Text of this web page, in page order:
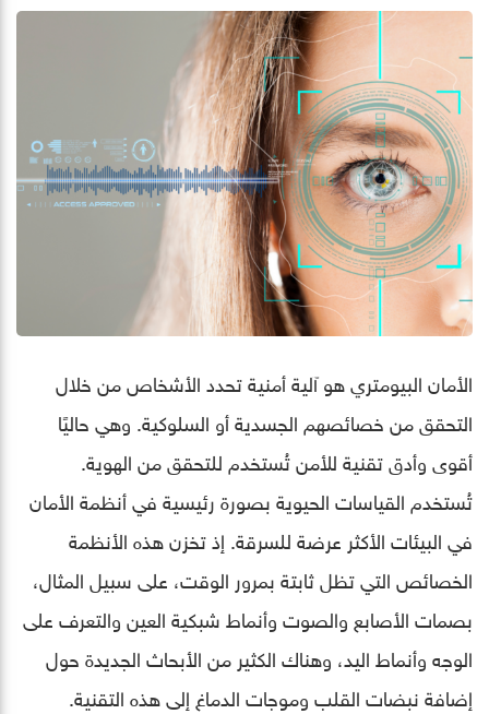
الأمان البيومتري هو آلية أمنية تحدد الأشخاص من خلال
التحقق من خصائصهم الجسدية أو السلوكية. وهي حاليًا
أقوى وأدق تقنية للأمن تُستخدم للتحقق من الهوية.
تُستخدم القياسات الحيوية بصورة رئيسية في أنظمة الأمان
في البيئات الأكثر عرضة للسرقة. إذ تخزن هذه الأنظمة
الخصائص التي تظل ثابتة بمرور الوقت، على سبيل المثال،
بصمات الأصابع والصوت وأنماط شبكية العين والتعرف على
الوجه وأنماط اليد، وهناك الكثير من الأبحاث الجديدة حول
إضافة نبضات القلب وموجات الدماغ إلى هذه التقنية.